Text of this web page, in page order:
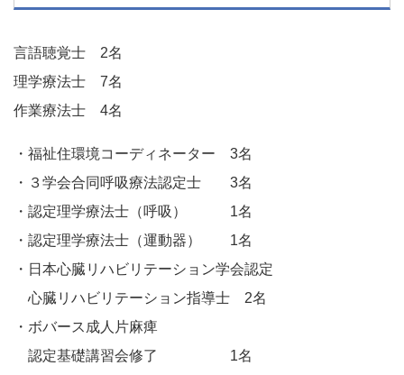
言語聴覚士 2名
理学療法士 7名
作業療法士 4名
・福祉住環境コーディネーター 3名
・３学会合同呼吸療法認定士 3名
・認定理学療法士（呼吸） 1名
・認定理学療法士（運動器） 1名
・日本心臓リハビリテーション学会認定
心臓リハビリテーション指導士 2名
・ボバース成人片麻痺
認定基礎講習会修了 1名